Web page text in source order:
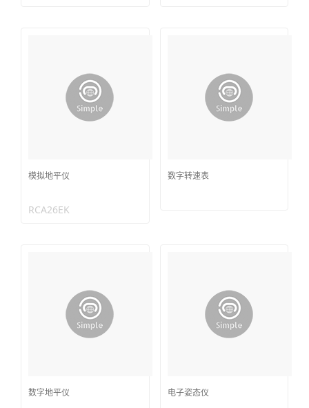
模拟地平仪
RCA26EK
数字转速表
数字地平仪 电子姿态仪